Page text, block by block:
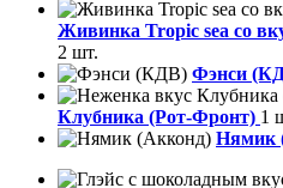
Живинка Tropic sea со
2 шт.
Фэнси
Клубника (Рот-Фронт) 1
Нямик